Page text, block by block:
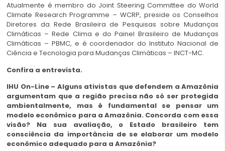
Atualmente é membro do Joint Steering Committee do World
Climate Research Programme – WCRP, preside os Conselhos
Diretores da Rede Brasileira de Pesquisas sobre Mudanças
Climáticas – Rede Clima e do Painel Brasileiro de Mudanças
Climáticas – PBMC, e é coordenador do Instituto Nacional de
Ciência e Tecnologia para Mudanças Climáticas – INCT-MC.
Confira a entrevista.
IHU On-Line – Alguns ativistas que defendem a Amazônia
argumentam que a região precisa não só ser protegida
ambientalmente, mas é fundamental se pensar um
modelo econômico para a Amazônia. Concorda com essa
visão? Na sua avaliação, o Estado brasileiro tem
consciência da importância de se elaborar um modelo
econômico adequado para a Amazônia?